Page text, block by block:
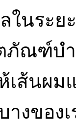
ในระ
ณฑ์บำ
เส้นผ
งของ